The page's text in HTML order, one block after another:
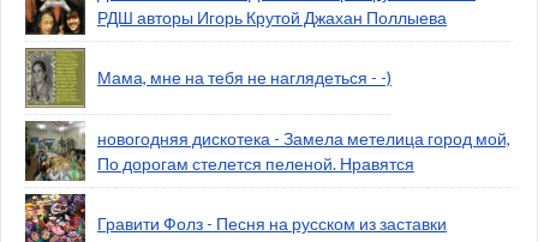
РДШ авторы Игорь Крутой Джахан Поллыева
Мама, мне на тебя не наглядеться - -)
новогодняя дискотека - Замела метелица город мой,
По дорогам стелется пеленой. Нравятся
Гравити Фолз - Песня на русском из заставки